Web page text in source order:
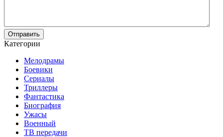
Отправить
Категории
Мелодрамы
Боевики
Сериалы
Триллеры
Фантастика
Биография
Ужасы
Военный
ТВ передачи